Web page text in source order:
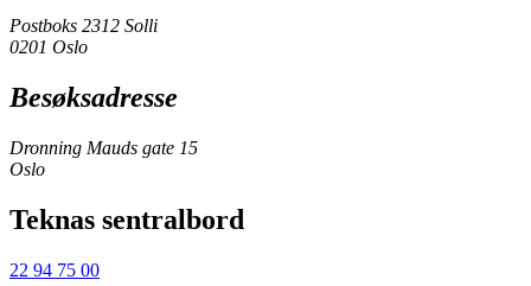
Postboks 2312 Solli
0201 Oslo
Besøksadresse
Dronning Mauds gate 15
Oslo
Teknas sentralbord
22 94 75 00